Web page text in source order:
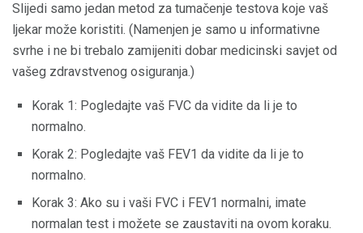
Slijedi samo jedan metod za tumačenje testova koje vaš
ljekar može koristiti. (Namenjen je samo u informativne
svrhe i ne bi trebalo zamijeniti dobar medicinski savjet od
vašeg zdravstvenog osiguranja.)
Korak 1: Pogledajte vaš FVC da vidite da li je to
normalno.
Korak 2: Pogledajte vaš FEV1 da vidite da li je to
normalno.
Korak 3: Ako su i vaši FVC i FEV1 normalni, imate
normalan test i možete se zaustaviti na ovom koraku.